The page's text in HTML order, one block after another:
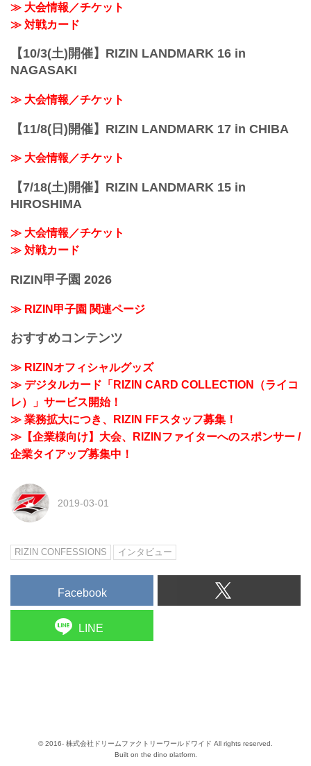
≫ 大会情報／チケット
≫ 対戦カード
【10/3(土)開催】RIZIN LANDMARK 16 in
NAGASAKI
≫ 大会情報／チケット
【11/8(日)開催】RIZIN LANDMARK 17 in CHIBA
≫ 大会情報／チケット
【7/18(土)開催】RIZIN LANDMARK 15 in
HIROSHIMA
≫ 大会情報／チケット
≫ 対戦カード
RIZIN甲子園 2026
≫ RIZIN甲子園 関連ページ
おすすめコンテンツ
≫ RIZINオフィシャルグッズ
≫ デジタルカード「RIZIN CARD COLLECTION（ライコ
レ）」サービス開始！
≫ 業務拡大につき、RIZIN FFスタッフ募集！
≫【企業様向け】大会、RIZINファイターへのスポンサー /
企業タイアップ募集中！
2019-03-01
RIZIN CONFESSIONS インタビュー
Facebook
LINE
© 2016- 株式会社ドリームファクトリーワールドワイド All rights reserved.
Built on the dino platform.